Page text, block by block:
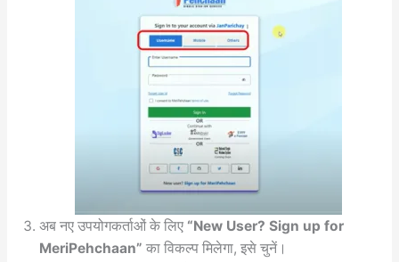
अब नए उपयोगकर्ताओं के लिए “New User? Sign up for
MeriPehchaan” का विकल्प मिलेगा, इसे चुनें।